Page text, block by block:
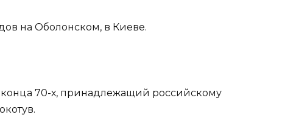
на Оболонском, в Киеве.
70-х, принадлежащий российскому